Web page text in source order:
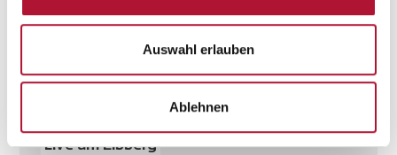
Auswahl erlauben
Ablehnen
Weitere Termine
Live am Elbberg